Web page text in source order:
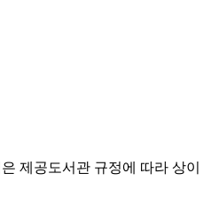
제공도서관 규정에 따라 상이